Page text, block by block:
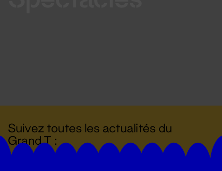
Suivez toutes les actualités du
Grand T :